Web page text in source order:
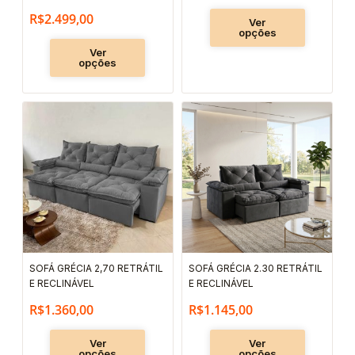
R$2.499,00
Ver
opções
do
Ver
opções
SOFÁ GRÉCIA 2,70 RETRÁTIL
E RECLINÁVEL
R$1.360,00
Ver
produto
tem
várias
variantes.
As
opções
podem
SOFÁ GRÉCIA 2.30 RETRÁTIL
E RECLINÁVEL
R$1.145,00
Ver
Este
tem
várias
variantes.
As
opções
podem